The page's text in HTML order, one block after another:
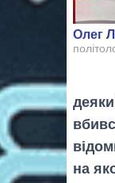
Олег
на